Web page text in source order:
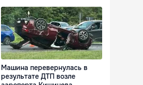
Машина перевернулась в
результате ДТП возле